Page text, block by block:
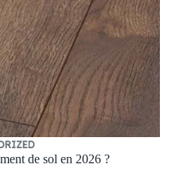
de sol en 2026 ?